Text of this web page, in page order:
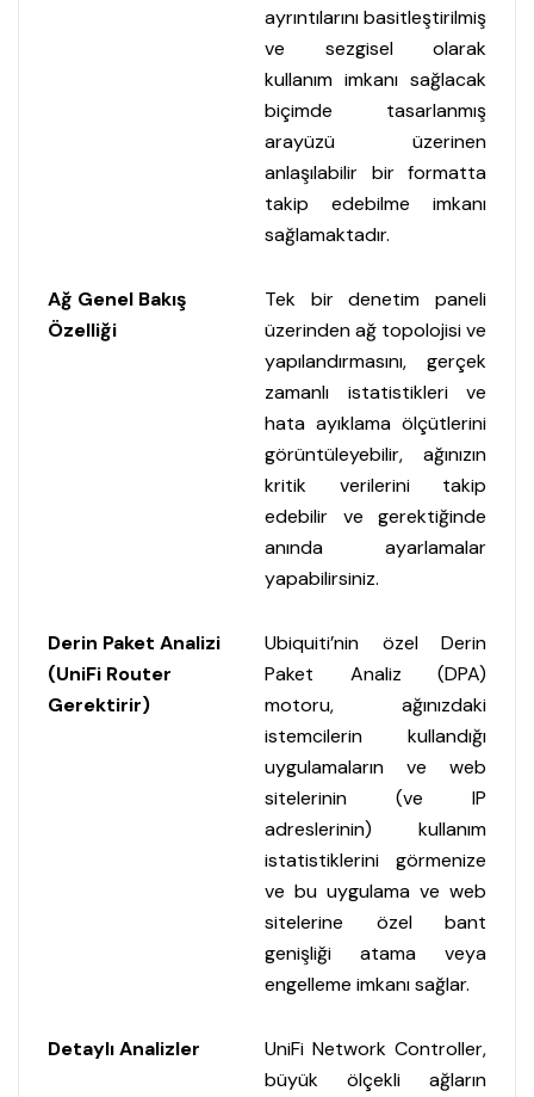
ayrıntılarını basitleştirilmiş
ve sezgisel olarak
kullanım imkanı sağlacak
biçimde tasarlanmış
arayüzü üzerinen
anlaşılabilir bir formatta
takip edebilme imkanı
sağlamaktadır.
Ağ Genel Bakış
Özelliği
Tek bir denetim paneli
üzerinden ağ topolojisi ve
yapılandırmasını, gerçek
zamanlı istatistikleri ve
hata ayıklama ölçütlerini
görüntüleyebilir, ağınızın
kritik verilerini takip
edebilir ve gerektiğinde
anında ayarlamalar
yapabilirsiniz.
Derin Paket Analizi
(UniFi Router
Gerektirir)
Ubiquiti’nin özel Derin
Paket Analiz (DPA)
motoru, ağınızdaki
istemcilerin kullandığı
uygulamaların ve web
sitelerinin (ve IP
adreslerinin) kullanım
istatistiklerini görmenize
ve bu uygulama ve web
sitelerine özel bant
genişliği atama veya
engelleme imkanı sağlar.
Detaylı Analizler
UniFi Network Controller,
büyük ölçekli ağların